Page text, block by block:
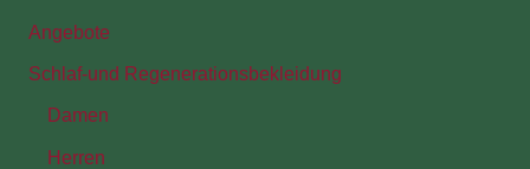
Angebote
Schlaf-und Regenerationsbekleidung
Damen
Herren